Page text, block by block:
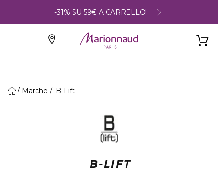
-31% SU 59€ A CARRELLO!
Marche B-Lift
B-LIFT